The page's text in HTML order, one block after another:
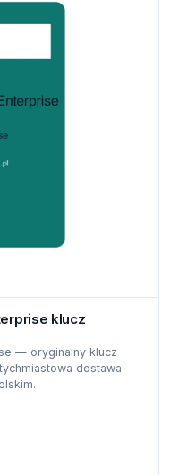
klucz
— oryginalny klucz
dostawa